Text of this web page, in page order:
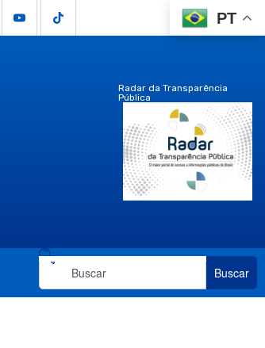
PT
Radar da Transparência
Pública
Buscar